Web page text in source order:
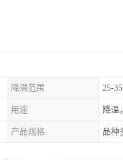
降温范围 25-
用途 降温
产品规格 品种